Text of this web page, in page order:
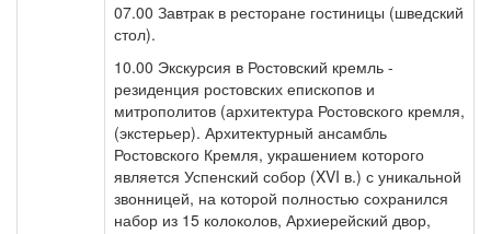
07.00 Завтрак в ресторане гостиницы (шведский
стол).
10.00 Экскурсия в Ростовский кремль -
резиденция ростовских епископов и
митрополитов (архитектура Ростовского кремля,
(экстерьер). Архитектурный ансамбль
Ростовского Кремля, украшением которого
является Успенский собор (XVI в.) с уникальной
звонницей, на которой полностью сохранился
набор из 15 колоколов, Архиерейский двор,